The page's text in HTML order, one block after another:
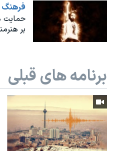
همایش محافظه‌کاران آمریکا
صفحه‌های ویژه
فرهنگ
حمایت
بر
برنامه های قبلی